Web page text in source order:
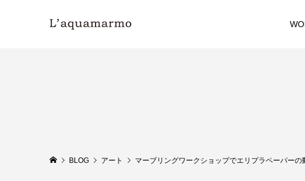
BLOG アート マーブリングワークショップでエリプラペーパーの